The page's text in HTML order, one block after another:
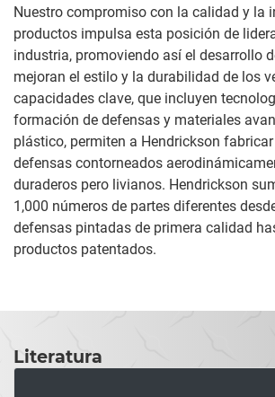
Nuestro compromiso con la calidad y la
productos impulsa esta posición de
industria, promoviendo así el desarrollo
mejoran el estilo y la durabilidad de los
capacidades clave, que incluyen
formación de defensas y materiales
plástico, permiten a Hendrickson
defensas contorneados
duraderos pero livianos. Hendrickson
1,000 números de partes diferentes
defensas pintadas de primera calidad
productos patentados.
Literatura